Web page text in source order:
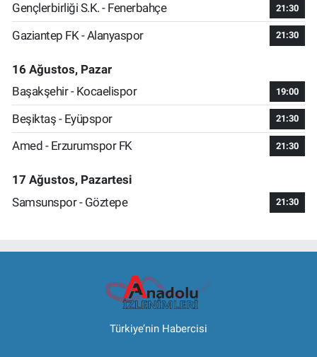
Gençlerbirliği S.K. - Fenerbahçe 21:30
Gaziantep FK - Alanyaspor 21:30
16 Ağustos, Pazar
Başakşehir - Kocaelispor
19:00
Beşiktaş - Eyüpspor 21:30
Amed - Erzurumspor FK 21:30
17 Ağustos, Pazartesi
Samsunspor - Göztepe
21:30
Türkiye’nin Habercisi